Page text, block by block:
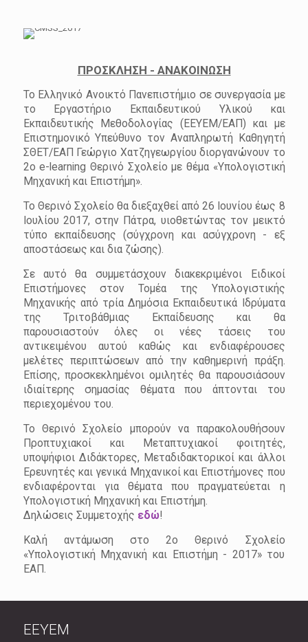
ΠΡΟΣΚΛΗΣΗ - ΑΝΑΚΟΙΝΩΣΗ
Το Ελληνικό Ανοικτό Πανεπιστήμιο σε συνεργασία με
το Εργαστήριο Εκπαιδευτικού Υλικού και
Εκπαιδευτικής Μεθοδολογίας (ΕΕΥΕΜ/ΕΑΠ) και με
Επιστημονικό Υπεύθυνο τον Αναπληρωτή Καθηγητή
ΣΘΕΤ/ΕΑΠ Γεώργιο Χατζηγεωργίου διοργανώνουν το
2ο e-learning Θερινό Σχολείο με θέμα «Υπολογιστική
Μηχανική και Επιστήμη».
Το Θερινό Σχολείο θα διεξαχθεί από 26 Ιουνίου έως 8
Ιουλίου 2017, στην Πάτρα, υιοθετώντας τον μεικτό
τύπο εκπαίδευσης (σύγχρονη και ασύγχρονη - εξ
αποστάσεως και δια ζώσης).
Σε αυτό θα συμμετάσχουν διακεκριμένοι Ειδικοί
Επιστήμονες στον Τομέα της Υπολογιστικής
Μηχανικής από τρία Δημόσια Εκπαιδευτικά Ιδρύματα
της Τριτοβάθμιας Εκπαίδευσης και θα
παρουσιαστούν όλες οι νέες τάσεις του
αντικειμένου αυτού καθώς και ενδιαφέρουσες
μελέτες περιπτώσεων από την καθημερινή πράξη.
Επίσης, προσκεκλημένοι ομιλητές θα παρουσιάσουν
ιδιαίτερης σημασίας θέματα που άπτονται του
περιεχομένου του.
Το Θερινό Σχολείο μπορούν να παρακολουθήσουν
Προπτυχιακοί και Μεταπτυχιακοί φοιτητές,
υποψήφιοι Διδάκτορες, Μεταδιδακτορικοί και άλλοι
Ερευνητές και γενικά Μηχανικοί και Επιστήμονες που
ενδιαφέρονται για θέματα που πραγματεύεται η
Υπολογιστική Μηχανική και Επιστήμη.
Δηλώσεις Συμμετοχής εδώ!
Καλή αντάμωση στο 2ο Θερινό Σχολείο
«Υπολογιστική Μηχανική και Επιστήμη - 2017» του
ΕΑΠ.
EEYEM